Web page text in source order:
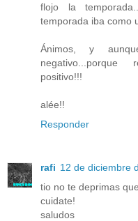
flojo la
temporada iba como
Ánimos, y
negativo...porque
positivo!!!
alée!!
Responder
rafi 12 de diciembre
tio no te deprimas
cuidate!
saludos